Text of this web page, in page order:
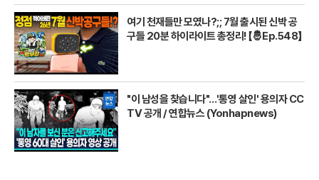
여기 천재들만 모였나?;; 7월 출시된 신박 공
구들 20분 하이라이트 총정리! 【🤴Ep.548】
"이 남성을 찾습니다"…'통영 살인' 용의자 CC
TV 공개 / 연합뉴스 (Yonhapnews)